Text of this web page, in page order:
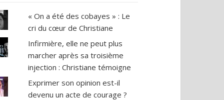
« On a été des cobayes » : Le
cri du cœur de Christiane
Infirmière, elle ne peut plus
marcher après sa troisième
injection : Christiane témoigne
Exprimer son opinion est-il
devenu un acte de courage ?